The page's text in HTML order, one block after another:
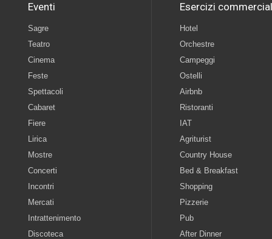
Eventi
Sagre
Teatro
Cinema
Feste
Spettacoli
Cabaret
Fiere
Lirica
Mostre
Concerti
Incontri
Mercati
Intrattenimento
Discoteca
Esercizi
Hotel
Orchestre
Campeggi
Ostelli
Airbnb
Ristoranti
IAT
Agriturist
Country House
Bed & Breakfast
Shopping
Pizzerie
Pub
After Dinner